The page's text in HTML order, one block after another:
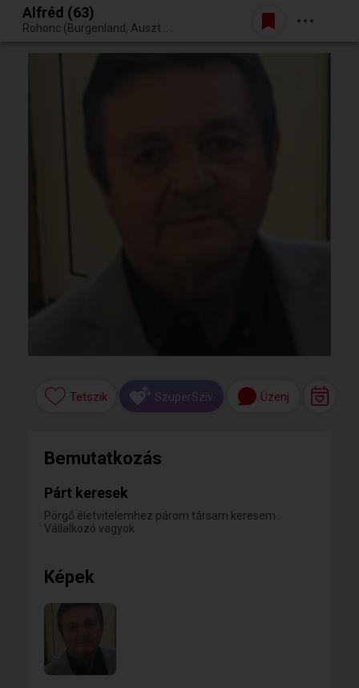
Egy jó randiból bármi lehet.
Belépés
Alfréd (63)
Tetszik SzuperSzív Üzenj
Bemutatkozás
Párt keresek
Pörgő életvitelemhez párom társam keresem .
Vállalkozó vagyok
Képek